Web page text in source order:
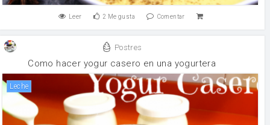
Leer 2 Me gusta Comentar
Postres
Como hacer yogur casero en una yogurtera
leche